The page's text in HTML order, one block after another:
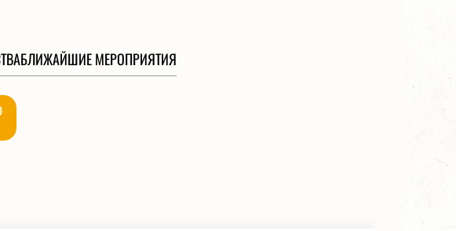
БЛИЖАЙШИЕ МЕРОПРИЯТИЯ